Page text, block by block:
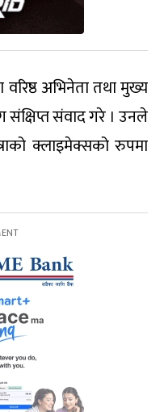
वरिष्ठ अभिनेता तथा मुख्य
संवाद गरे । उनले
क्लाइमेक्सको रुपमा